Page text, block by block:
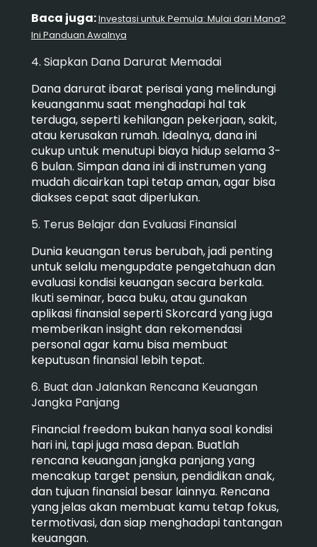
Baca juga:Investasi untuk Pemula: Mulai dari Mana?
Ini Panduan Awalnya
4. Siapkan Dana Darurat Memadai
Dana darurat ibarat perisai yang melindungi
keuanganmu saat menghadapi hal tak
terduga, seperti kehilangan pekerjaan, sakit,
atau kerusakan rumah. Idealnya, dana ini
cukup untuk menutupi biaya hidup selama 3-
6 bulan. Simpan dana ini di instrumen yang
mudah dicairkan tapi tetap aman, agar bisa
diakses cepat saat diperlukan.
5. Terus Belajar dan Evaluasi Finansial
Dunia keuangan terus berubah, jadi penting
untuk selalu mengupdate pengetahuan dan
evaluasi kondisi keuangan secara berkala.
Ikuti seminar, baca buku, atau gunakan
aplikasi finansial seperti Skorcard yang juga
memberikan insight dan rekomendasi
personal agar kamu bisa membuat
keputusan finansial lebih tepat.
6. Buat dan Jalankan Rencana Keuangan
Jangka Panjang
Financial freedom bukan hanya soal kondisi
hari ini, tapi juga masa depan. Buatlah
rencana keuangan jangka panjang yang
mencakup target pensiun, pendidikan anak,
dan tujuan finansial besar lainnya. Rencana
yang jelas akan membuat kamu tetap fokus,
termotivasi, dan siap menghadapi tantangan
keuangan.